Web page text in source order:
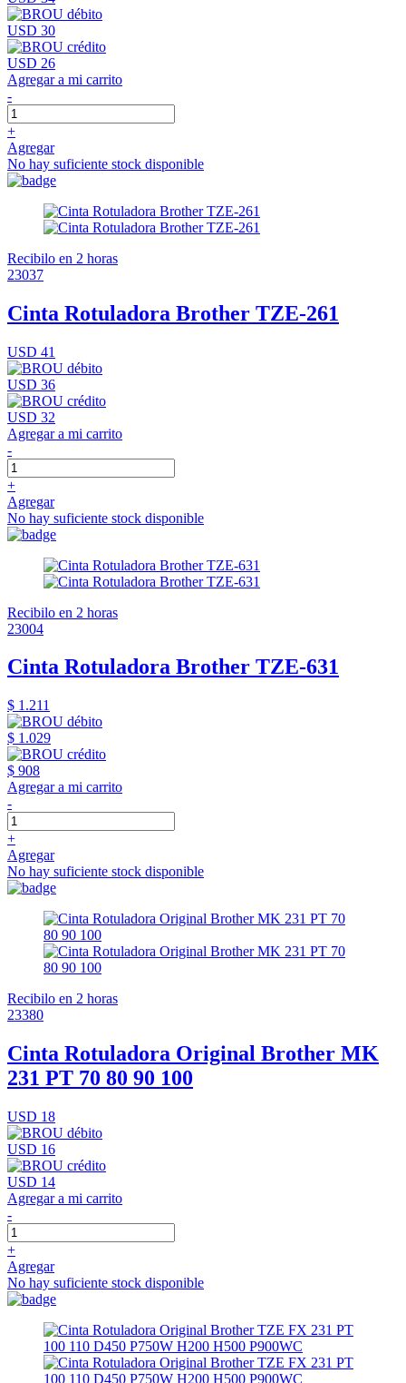
USD 30
USD 26
Agregar a mi carrito
-
+
Agregar
No hay suficiente stock disponible
Recibilo en 2 horas
23037
Cinta Rotuladora Brother TZE-261
USD 41
USD 36
USD 32
Agregar a mi carrito
-
+
Agregar
No hay suficiente stock disponible
Recibilo en 2 horas
23004
Cinta Rotuladora Brother TZE-631
$ 1.211
$ 1.029
$ 908
Agregar a mi carrito
-
+
Agregar
No hay suficiente stock disponible
Recibilo en 2 horas
23380
Cinta Rotuladora Original Brother MK
231 PT 70 80 90 100
USD 18
USD 16
USD 14
Agregar a mi carrito
-
+
Agregar
No hay suficiente stock disponible